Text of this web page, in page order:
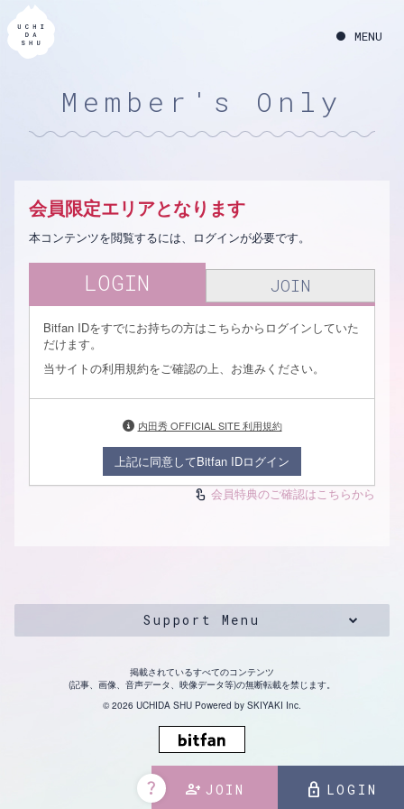
person_add JOIN lock LOGIN
question_mark
Member's Only
会員限定エリアとなります
本コンテンツを閲覧するには、ログインが必要です。
LOGIN JOIN
Bitfan IDをすでにお持ちの方はこちらからログインしていた
だけます。
当サイトの利用規約をご確認の上、お進みください。
内田秀 OFFICIAL SITE 利用規約
上記に同意してBitfan IDログイン
touch_app 会員特典のご確認はこちらから
Support Menu
掲載されているすべてのコンテンツ
(記事、画像、音声データ、映像データ等)の無断転載を禁じます。
© 2026 UCHIDA SHU Powered by SKIYAKI Inc.